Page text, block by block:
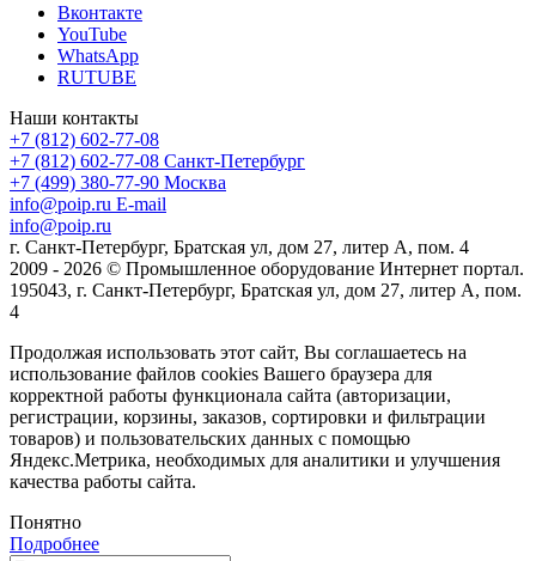
Вконтакте
YouTube
WhatsApp
RUTUBE
Наши контакты
+7 (812) 602-77-08
+7 (812) 602-77-08 Санкт-Петербург
+7 (499) 380-77-90 Москва
info@poip.ru E-mail
info@poip.ru
г. Санкт-Петербург, Братская ул, дом 27, литер А, пом. 4
2009 - 2026 © Промышленное оборудование Интернет портал.
195043, г. Санкт-Петербург, Братская ул, дом 27, литер А, пом.
4
Продолжая использовать этот сайт, Вы соглашаетесь на
использование файлов cookies Вашего браузера для
корректной работы функционала сайта (авторизации,
регистрации, корзины, заказов, сортировки и фильтрации
товаров) и пользовательских данных с помощью
Яндекс.Метрика, необходимых для аналитики и улучшения
качества работы сайта.
Понятно
Подробнее